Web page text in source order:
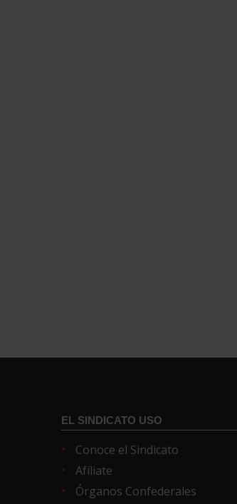
EL SINDICATO USO
Conoce el Sindicato
Afíliate
Órganos Confederales